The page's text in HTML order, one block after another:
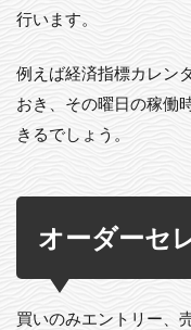
行います。
例えば経済指標カレン
おき、その曜日の稼働
きるでしょう。
オーダーセ
買いのみエントリー、